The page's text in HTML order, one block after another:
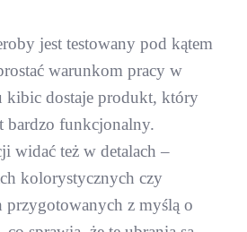
jest testowany pod kątem
warunkom pracy w
kibic dostaje produkt, który
bardzo funkcjonalny.
widać też w detalach –
kolorystycznych czy
przygotowanych z myślą o